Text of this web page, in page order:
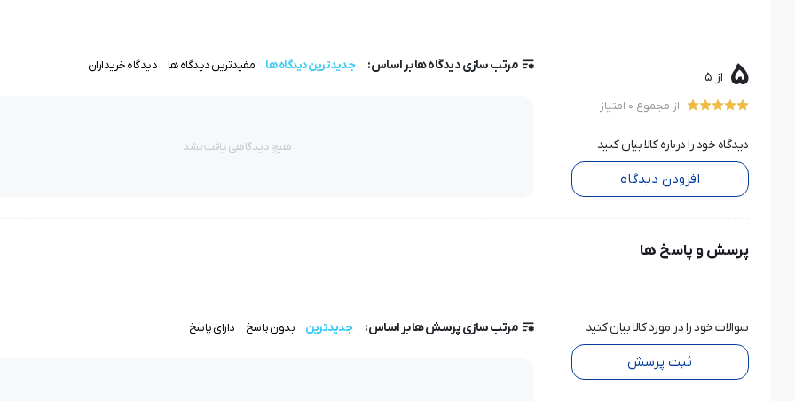
5 از 5
از مجموع 0 امتیاز
دیدگاه خود را درباره کالا بیان کنید
افزودن دیدگاه
مرتب سازی دیدگاه ها بر اساس: جدیدترین دیدگاه ها مفیدترین دیدگاه ها دیدگاه خریداران
هیچ دیدگاهی یافت نشد
پرسش و پاسخ ها
سوالات خود را در مورد کالا بیان کنید
ثبت پرسش
مرتب سازی پرسش ها بر اساس: جدیدترین بدون پاسخ دارای پاسخ